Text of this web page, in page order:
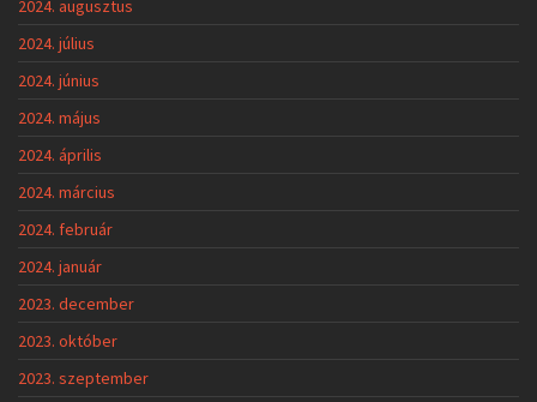
2024. augusztus
2024. július
2024. június
2024. május
2024. április
2024. március
2024. február
2024. január
2023. december
2023. október
2023. szeptember